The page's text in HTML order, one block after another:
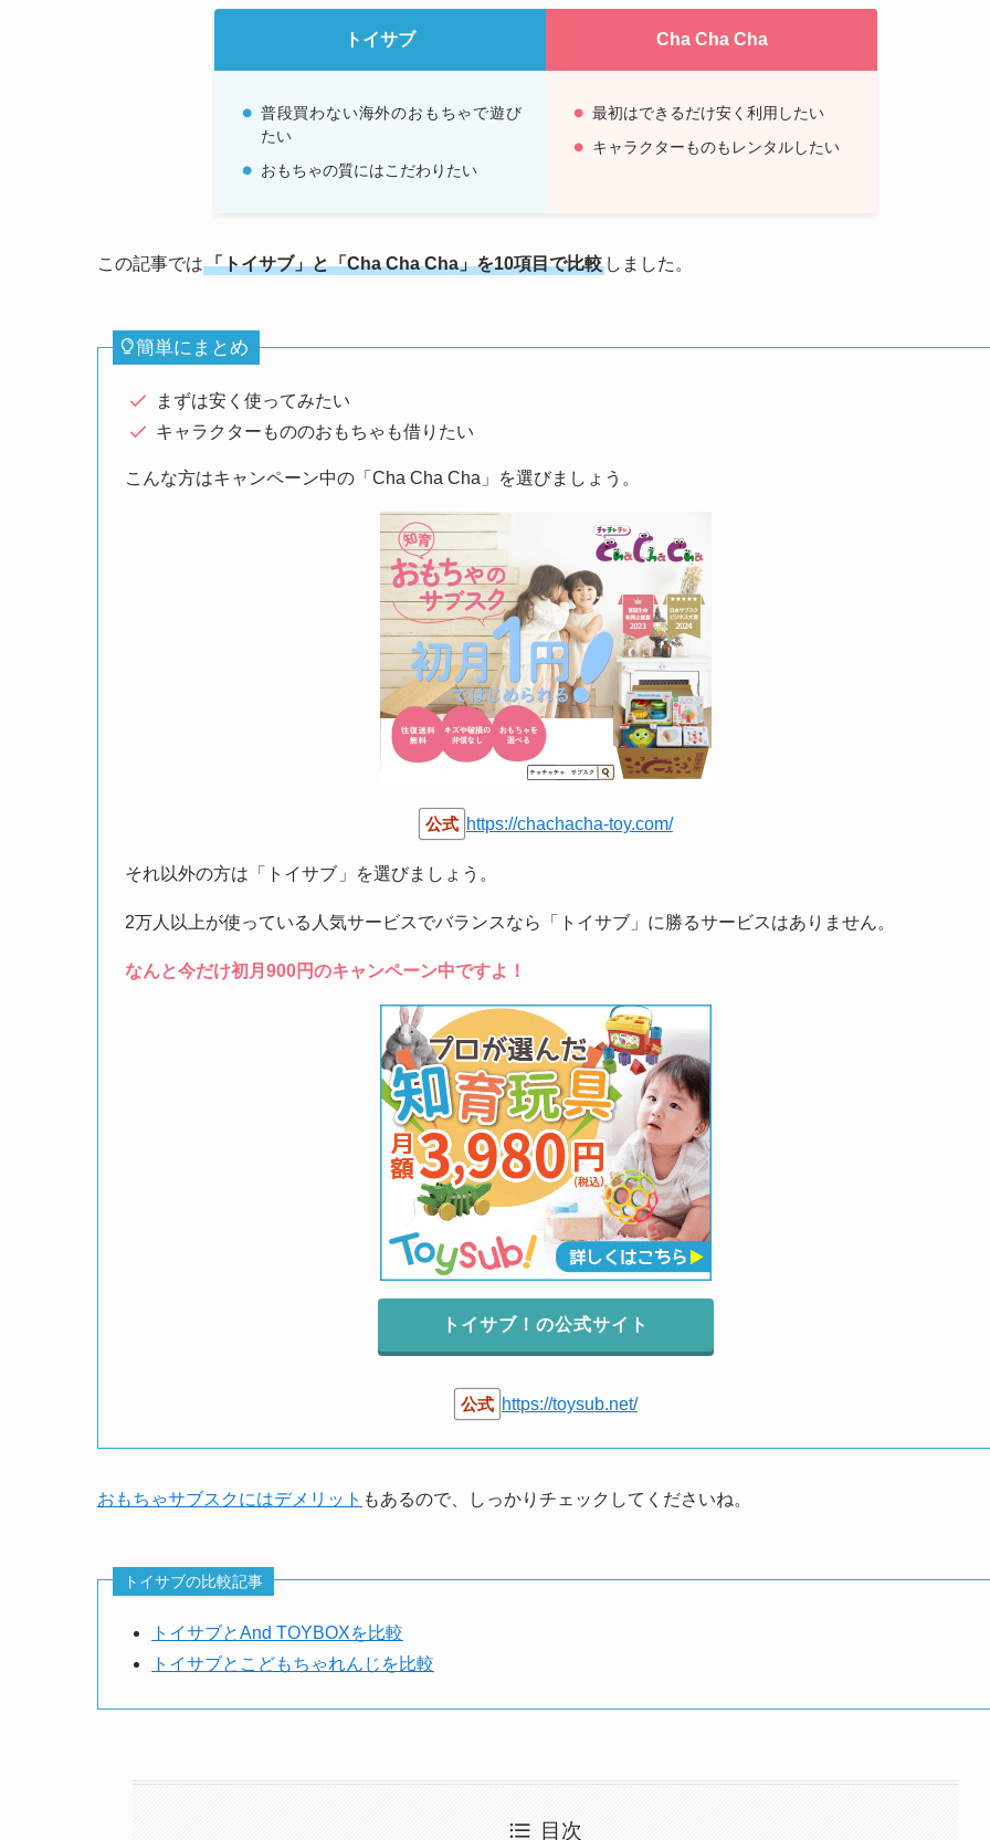
トイサブ Cha Cha Cha
普段買わない海外のおもちゃで遊び
たい
おもちゃの質にはこだわりたい
最初はできるだけ安く利用したい
キャラクターものもレンタルしたい
この記事では「トイサブ」と「Cha Cha Cha」を10項目で比較 しました。
簡単にまとめ
まずは安く使ってみたい
キャラクターもののおもちゃも借りたい
こんな方はキャンペーン中の「Cha Cha Cha」を選びましょう。
公式 https://chachacha-toy.com/
それ以外の方は「トイサブ 」を選びましょう。
2万人以上が使っている人気サービスでバランスなら「トイサブ」に勝るサービスはありません。
なんと今だけ初月900円のキャンペーン中ですよ！
トイサブ！の公式サイト
公式 https://toysub.net/
おもちゃサブスクにはデメリット もあるので、しっかりチェックしてくださいね。
トイサブの比較記事
トイサブとAnd TOYBOXを比較
トイサブとこどもちゃれんじを比較
目次